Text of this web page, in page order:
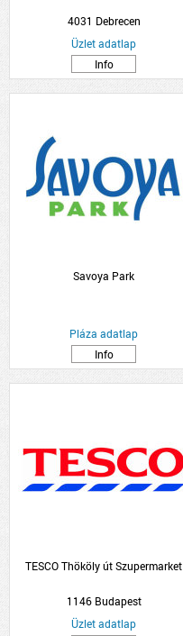
4031 Debrecen
Üzlet adatlap
Info
Savoya Park
Pláza adatlap
Info
TESCO Thököly út Szupermarket
1146 Budapest
Üzlet adatlap